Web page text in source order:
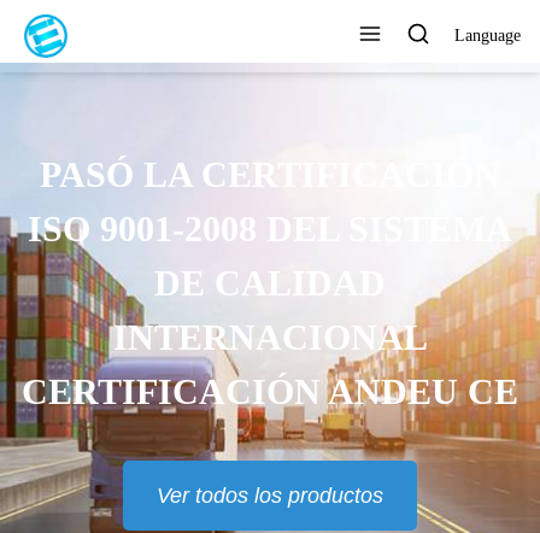
Language
PASÓ LA CERTIFICACIÓN
ISO 9001-2008 DEL SISTEMA
DE CALIDAD
INTERNACIONAL
CERTIFICACIÓN ANDEU CE
Ver todos los productos